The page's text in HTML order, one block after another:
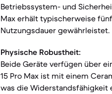
Betriebssystem- und
Max erhält typischerweise
Nutzungsdauer gewährleistet.
Physische Robustheit:
Beide Geräte verfügen über
15 Pro Max ist mit einem
was die Widerstandsfähigkeit